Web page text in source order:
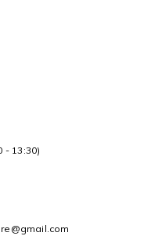
- 13:30)